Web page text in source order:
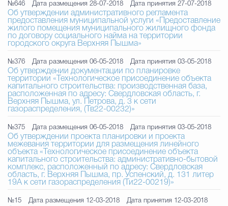
Общественная
Государственные организации
№646 Дата размещения 28-07-2018 Дата принятия 27-07-2018
Об утверждении административного регламента
предоставления муниципальной услуги «Предоставление
жилого помещения муниципального жилищного фонда
по договору социального найма на территории
городского округа Верхняя Пышма»
№376 Дата размещения 06-05-2018 Дата принятия 03-05-2018
Об утверждении документации по планировке
территории «Технологическое присоединение объекта
капитального строительства: производственная база,
расположенная по адресу: Свердловская область, г.
Верхняя Пышма, ул. Петрова, д. 3 к сети
газораспределения, (Тв22-00232)»
№375 Дата размещения 06-05-2018 Дата принятия 03-05-2018
Об утверждении проекта планировки и проекта
межевания территории для размещения линейного
объекта «Технологическое присоединение объекта
капитального строительства: административно-бытовой
комплекс, расположенный по адресу: Свердловская
область, г. Верхняя Пышма, пр. Успенский, д. 131 литер
19А к сети газораспределения (Ти22-00219)»
№15 Дата размещения 12-03-2018 Дата принятия 12-03-2018